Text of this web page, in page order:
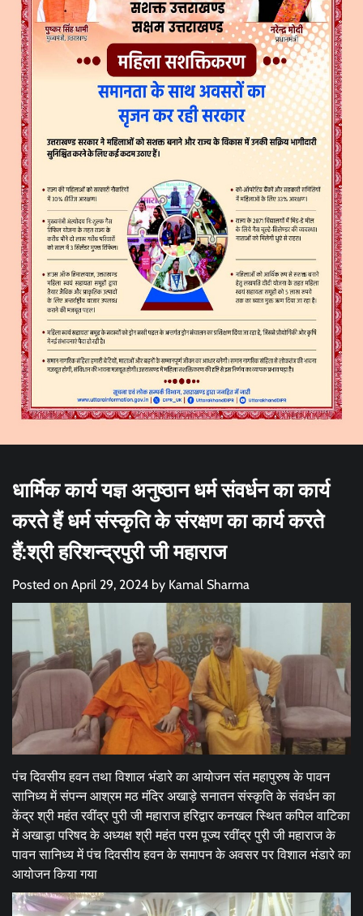
धार्मिक कार्य यज्ञ अनुष्ठान धर्म संवर्धन का कार्य
करते हैं धर्म संस्कृति के संरक्षण का कार्य करते
हैं:श्री हरिशन्द्रपुरी जी महाराज
Posted on April 29, 2024 by Kamal Sharma
पंच दिवसीय हवन तथा विशाल भंडारे का आयोजन संत महापुरुष के पावन
सानिध्य में संपन्न आश्रम मठ मंदिर अखाड़े सनातन संस्कृति के संवर्धन का
केंद्र श्री महंत रवींद्र पुरी जी महाराज हरिद्वार कनखल स्थित कपिल वाटिका
में अखाड़ा परिषद के अध्यक्ष श्री महंत परम पूज्य रवींद्र पुरी जी महाराज के
पावन सानिध्य में पंच दिवसीय हवन के समापन के अवसर पर विशाल भंडारे का
आयोजन किया गया